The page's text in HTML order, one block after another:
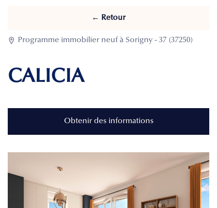
← Retour
 Programme immobilier neuf à Sorigny - 37 (37250)
CALICIA
Obtenir des informations